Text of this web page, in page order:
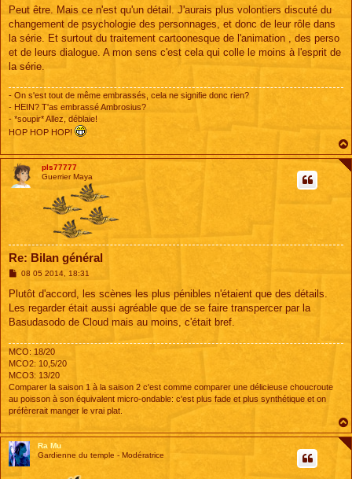
Peut être. Mais ce n'est qu'un détail. J'aurais plus volontiers discuté du
changement de psychologie des personnages, et donc de leur rôle dans
la série. Et surtout du traitement cartoonesque de l'animation , des perso
et de leurs dialogue. A mon sens c'est cela qui colle le moins à l'esprit de
la série.
- On s'est tout de même embrassés, cela ne signifie donc rien?
- HEIN? T'as embrassé Ambrosius?
- *soupir* Allez, déblaie!
HOP HOP HOP!
pls77777
Guerrier Maya
Re: Bilan général
M
s
a
g
08 05 2014, 18:31
Plutôt d'accord, les scènes les plus pénibles n'étaient que des détails.
Les regarder était aussi agréable que de se faire transpercer par la
Basudasodo de Cloud mais au moins, c'était bref.
MCO: 18/20
MCO2: 10,5/20
MCO3: 13/20
Comparer la saison 1 à la saison 2 c'est comme comparer une délicieuse choucroute
au poisson à son équivalent micro-ondable: c'est plus fade et plus synthétique et on
préfèrerait manger le vrai plat.
Ra Mu
Gardienne du temple - Modératrice